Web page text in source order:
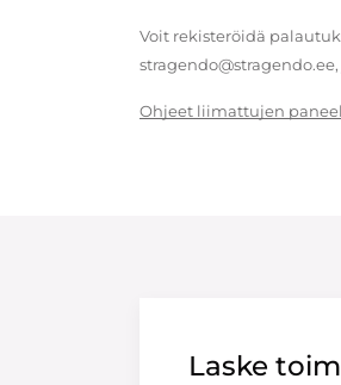
Voit rekisteröidä
Ohjeet liimattujen
Laske